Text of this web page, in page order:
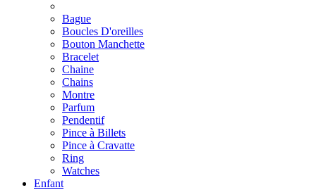
Bague
Boucles D'oreilles
Bouton Manchette
Bracelet
Chaine
Chains
Montre
Parfum
Pendentif
Pince à Billets
Pince à Cravatte
Ring
Watches
Enfant